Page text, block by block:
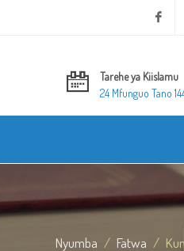
Tarehe ya Kiislamu
24 Mfunguo Tano
Nyumba Fatwa